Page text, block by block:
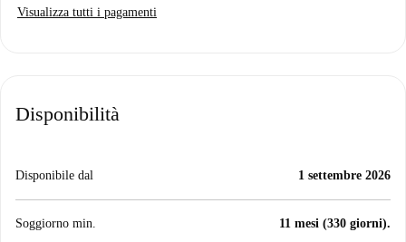
Visualizza tutti i pagamenti
Disponibilità
Disponibile dal 1 settembre 2026
Soggiorno min. 11 mesi (330 giorni).